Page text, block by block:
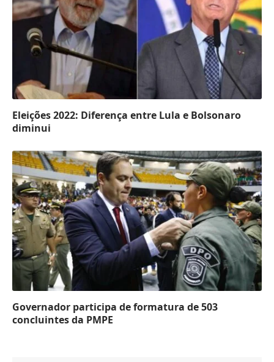
Eleições 2022: Diferença entre Lula e Bolsonaro
diminui
Governador participa de formatura de 503
concluintes da PMPE